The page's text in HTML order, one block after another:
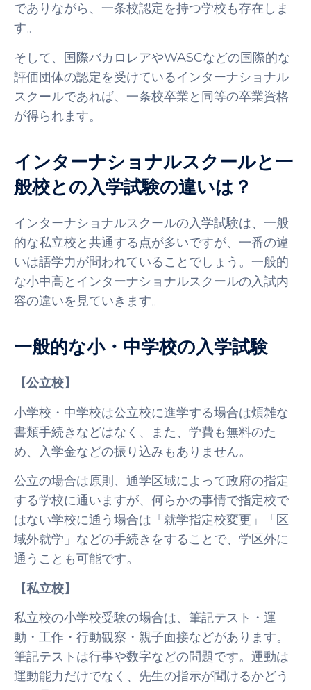
でありながら、一条校認定を持つ学校も存在しま
す。
そして、国際バカロレアやWASCなどの国際的な
評価団体の認定を受けているインターナショナル
スクールであれば、一条校卒業と同等の卒業資格
が得られます。
インターナショナルスクールと一
般校との入学試験の違いは？
インターナショナルスクールの入学試験は、一般
的な私立校と共通する点が多いですが、一番の違
いは語学力が問われていることでしょう。一般的
な小中高とインターナショナルスクールの入試内
容の違いを見ていきます。
一般的な小・中学校の入学試験
【公立校】
小学校・中学校は公立校に進学する場合は煩雑な
書類手続きなどはなく、また、学費も無料のた
め、入学金などの振り込みもありません。
公立の場合は原則、通学区域によって政府の指定
する学校に通いますが、何らかの事情で指定校で
はない学校に通う場合は「就学指定校変更」「区
域外就学」などの手続きをすることで、学区外に
通うことも可能です。
【私立校】
私立校の小学校受験の場合は、筆記テスト・運
動・工作・行動観察・親子面接などがあります。
筆記テストは行事や数字などの問題です。運動は
運動能力だけでなく、先生の指示が聞けるかどう